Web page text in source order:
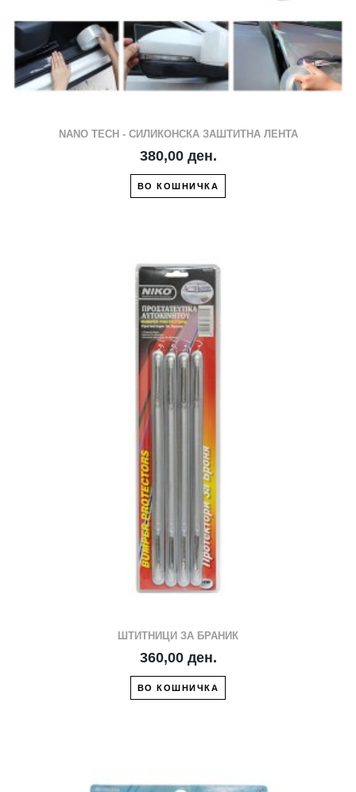
NANO TECH - СИЛИКОНСКА ЗАШТИТНА ЛЕНТА
380,00 ден.
ВО КОШНИЧКА
ШТИТНИЦИ ЗА БРАНИК
360,00 ден.
ВО КОШНИЧКА